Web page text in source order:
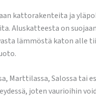
kattorakenteita ja
Aluskatteesta on
lämmöstä katon alle
Marttilassa, Salossa tai
joten vaurioihin